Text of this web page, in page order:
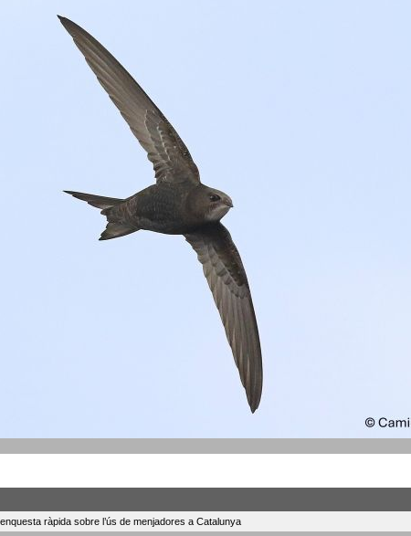
ràpida sobre l’ús de menjadores a Catalunya